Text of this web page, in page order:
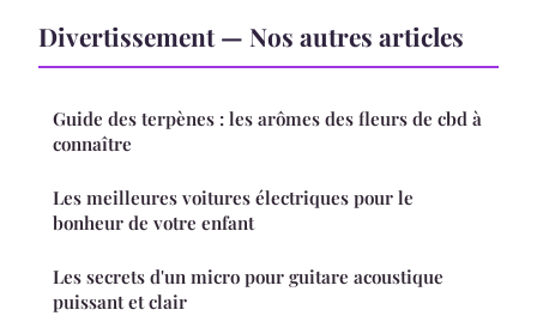
Divertissement — Nos autres articles
Guide des terpènes : les arômes des fleurs de cbd à
connaître
Les meilleures voitures électriques pour le
bonheur de votre enfant
Les secrets d'un micro pour guitare acoustique
puissant et clair